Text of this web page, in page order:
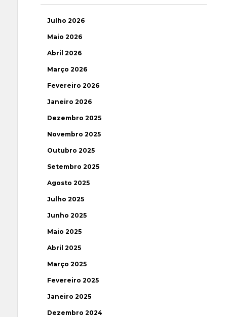
Julho 2026
Maio 2026
Abril 2026
Março 2026
Fevereiro 2026
Janeiro 2026
Dezembro 2025
Novembro 2025
Outubro 2025
Setembro 2025
Agosto 2025
Julho 2025
Junho 2025
Maio 2025
Abril 2025
Março 2025
Fevereiro 2025
Janeiro 2025
Dezembro 2024